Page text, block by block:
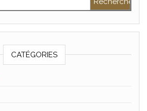
CATÉGORIES